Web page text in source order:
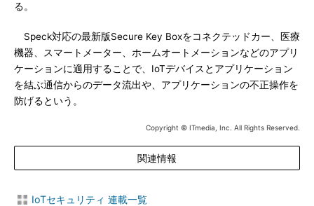
る。
Speck対応の最新版Secure Key Boxをコネクテッドカー、医療
機器、スマートメーター、ホームオートメーションなどのアプリ
ケーションに適用することで、IoTデバイスとアプリケーション
を結ぶ通信からのデータ流出や、アプリケーションの不正操作を
防げるという。
Copyright © ITmedia, Inc. All Rights Reserved.
関連情報
IoTセキュリティ 連載一覧